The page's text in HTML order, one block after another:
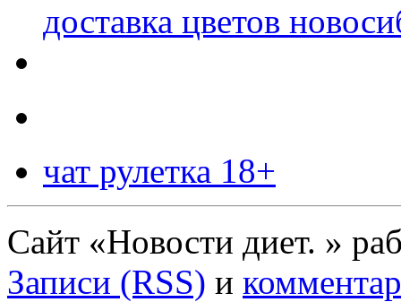
доставка цветов
чат рулетка 18+
Сайт «Новости диет. »
Записи (RSS) и